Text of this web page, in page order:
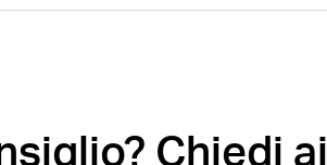
Chiedi ai